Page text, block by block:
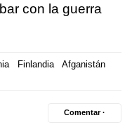
con la guerra
Finlandia
Afganistán
Comentar ·